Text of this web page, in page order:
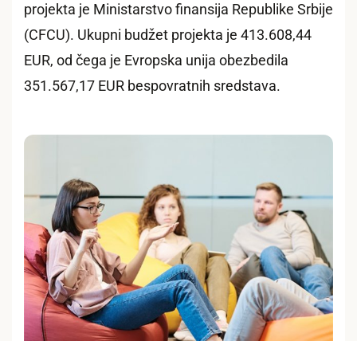
projekta je Ministarstvo finansija Republike Srbije
(CFCU). Ukupni budžet projekta je 413.608,44
EUR, od čega je Evropska unija obezbedila
351.567,17 EUR bespovratnih sredstava.